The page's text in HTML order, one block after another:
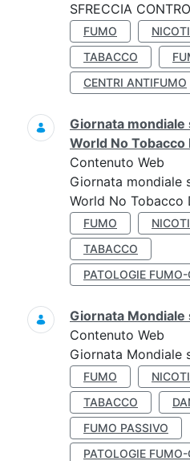
SFRECCIA
FUMO
TABACCO
CENTRI ANTIFUMO
Giornata mondiale
World No Tobacco
Contenuto Web
Giornata mondiale
World No Tobacco
FUMO
TABACCO
PATOLOGIE FUMO-
Giornata Mondiale
Contenuto Web
Giornata Mondiale
FUMO
TABACCO
FUMO PASSIVO
PATOLOGIE FUMO-